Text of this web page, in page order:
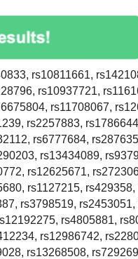
rs10811661,
rs10937721,
rs11708067,
rs2257883,
rs6777684,
rs13434089,
rs12625671,
rs1127215, rs429358,
rs3798519,
rs4805881,
rs12986742,
rs13268508,